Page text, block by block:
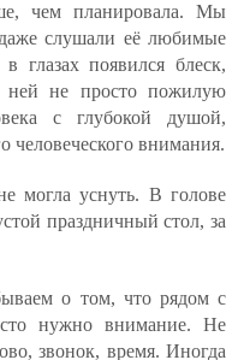
чем планировала. Мы
слушали её любимые
появился блеск,
ней не просто пожилую
с глубокой душой,
человеческого внимания.
могла уснуть. В голове
праздничный стол, за
о том, что рядом с
нужно внимание. Не
звонок, время. Иногда